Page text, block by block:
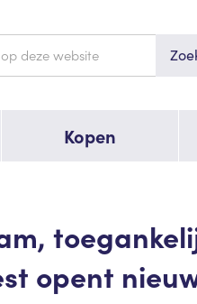
Kopen
opent